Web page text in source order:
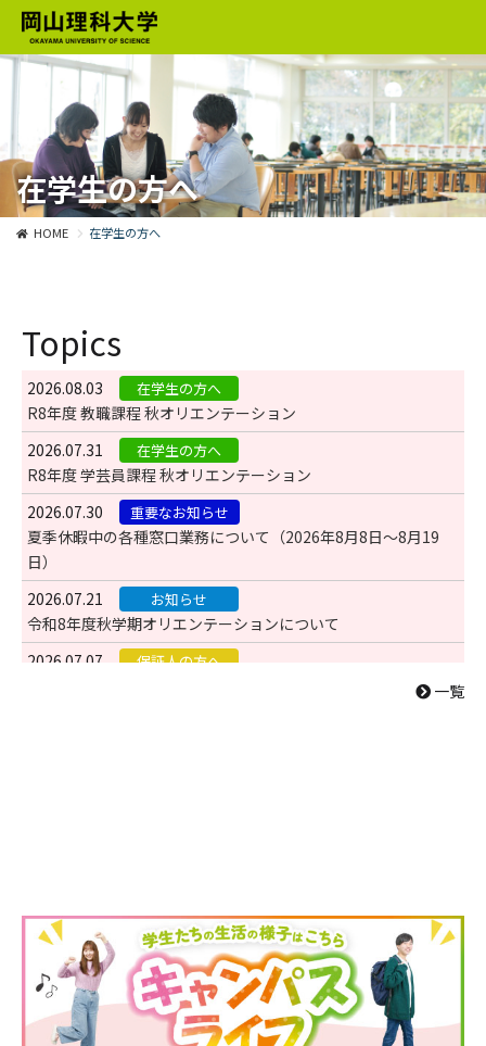
在学生の方へ
HOME 在学生の方へ
Topics
2026.08.03 在学生の方へ
R8年度 教職課程 秋オリエンテーション
2026.07.31
在学生の方へ
R8年度 学芸員課程 秋オリエンテーション
2026.07.30
重要なお知らせ
夏季休暇中の各種窓口業務について（2026年8月8日～8月19
日）
2026.07.21
お知らせ
令和8年度秋学期オリエンテーションについて
2026.07.07
保証人の方へ
一覧